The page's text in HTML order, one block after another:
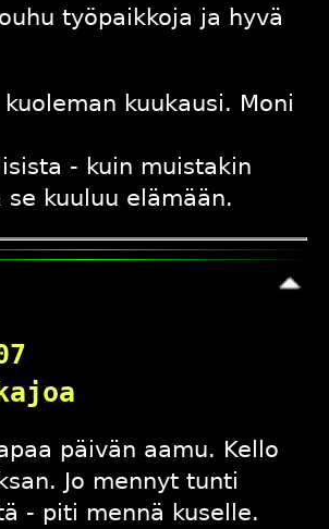
työpaikkoja ja hyvä
kuukausi. Moni
- kuin muistakin
se kuuluu elämään.
päivän aamu. Kello
Jo mennyt tunti
- piti mennä kuselle.